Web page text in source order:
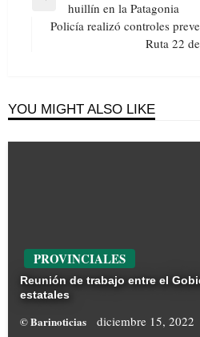
entradas
Previous
Post
huillín en la Patagonia
Policía realizó controles
Ruta 22
YOU MIGHT ALSO LIKE
PROVINCIALES
Reunión de trabajo entre el
estatales
© Barinoticias diciembre 15, 2022